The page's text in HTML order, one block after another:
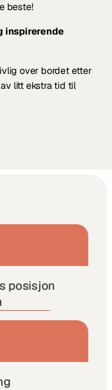
beste!
inspirerende
over bordet etter
litt ekstra tid til
posisjon